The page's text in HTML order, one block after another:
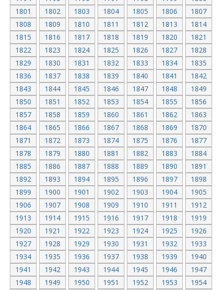
1801
1802 1803 1804 1805 1806
1807
1808
1809 1810 1811 1812 1813
1814
1815
1816 1817 1818 1819 1820
1821
1822
1823 1824 1825 1826 1827
1828
1829
1830 1831 1832 1833 1834
1835
1836
1837 1838 1839 1840 1841
1842
1843
1844 1845 1846 1847 1848
1849
1850
1851 1852 1853 1854 1855
1856
1857
1858 1859 1860 1861 1862
1863
1864
1865 1866 1867 1868 1869
1870
1871
1872 1873 1874 1875 1876
1877
1878
1879 1880 1881 1882 1883
1884
1885
1886 1887 1888 1889 1890
1891
1892
1893 1894 1895 1896 1897
1898
1899
1900 1901 1902 1903 1904
1905
1906
1907 1908 1909 1910 1911
1912
1913
1914 1915 1916 1917 1918
1919
1920
1921 1922 1923 1924 1925
1926
1927
1928 1929 1930 1931 1932
1933
1934
1935 1936 1937 1938 1939
1940
1941
1942 1943 1944 1945 1946
1947
1948
1949 1950 1951 1952 1953
1954